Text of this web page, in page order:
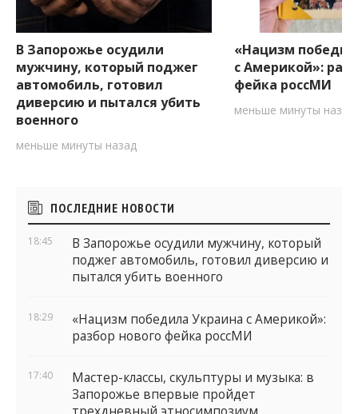
В Запорожье осудили
мужчину, который поджег
автомобиль, готовил
диверсию и пытался убить
военного
меньше минуты назад
«Нацизм
с Америкой»:
фейка россМИ
меньше минуты назад
Боковые
виджеты
ПОСЛЕДНИЕ НОВОСТИ
18:45
В Запорожье осудили мужчину, который
поджег автомобиль, готовил диверсию и
пытался убить военного
18:29
«Нацизм победила Украина с Америкой»:
разбор нового фейка россМИ
17:40
Мастер-классы, скульптуры и музыка: в
Запорожье впервые пройдет